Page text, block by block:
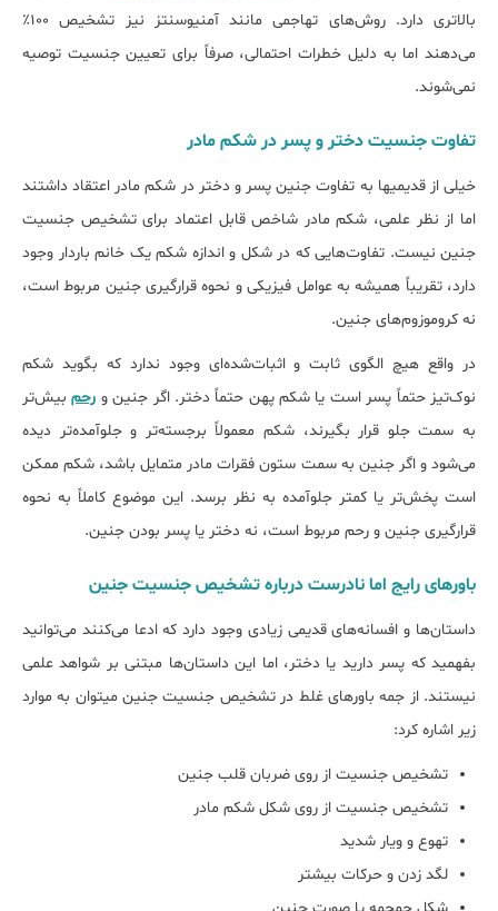
بالاتری دارد. روش‌های تهاجمی مانند آمنیوسنتز نیز تشخیص ۱۰۰٪
می‌دهند اما به دلیل خطرات احتمالی، صرفاً برای تعیین جنسیت توصیه
نمی‌شوند.
تفاوت جنسیت دختر و پسر در شکم مادر
خیلی از قدیمی‎ها به تفاوت جنین پسر و دختر در شکم مادر اعتقاد داشتند
اما از نظر علمی، شکم مادر شاخص قابل اعتماد برای تشخیص جنسیت
جنین نیست. تفاوت‌هایی که در شکل و اندازه شکم یک خانم باردار وجود
دارد، تقریباً همیشه به عوامل فیزیکی و نحوه قرارگیری جنین مربوط است،
نه کروموزوم‌های جنین.
در واقع هیچ الگوی ثابت و اثبات‌شده‌ای وجود ندارد که بگوید شکم
نوک‌تیز حتماً پسر است یا شکم پهن حتماً دختر. اگر جنین و رحمبیش‌تر
به سمت جلو قرار بگیرند، شکم معمولاً برجسته‌تر و جلوآمده‌تر دیده
می‌شود و اگر جنین به سمت ستون فقرات مادر متمایل باشد، شکم ممکن
است پخش‌تر یا کمتر جلوآمده به نظر برسد. این موضوع کاملاً به نحوه
قرارگیری جنین و رحم مربوط است، نه دختر یا پسر بودن جنین.
باورهای رایج اما نادرست درباره تشخیص جنسیت جنین
داستان‌ها و افسانه‌های قدیمی زیادی وجود دارد که ادعا می‌کنند می‌توانید
بفهمید که پسر دارید یا دختر، اما این داستان‌ها مبتنی بر شواهد علمی
نیستند. از جمه باور‌های غلط در تشخیص جنسیت جنین می‎توان به موارد
زیر اشاره کرد:
تشخیص جنسیت از روی ضربان قلب جنین
تشخیص جنسیت از روی شکل شکم مادر
تهوع و ویار شدید
لگد زدن و حرکات بیشتر